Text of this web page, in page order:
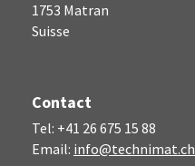
1753 Matran
Suisse
Contact
Tel: +41 26 675 15 88
Email: info@technimat.ch